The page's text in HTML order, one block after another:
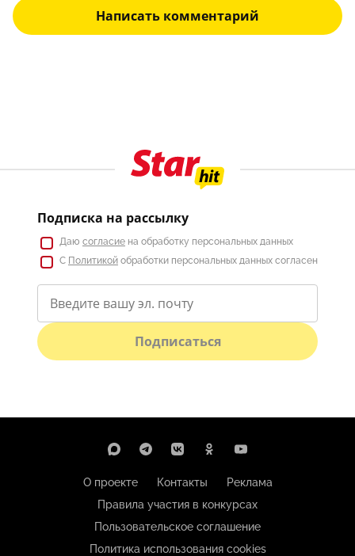
Написать комментарий
Подписка на рассылку
Даю согласие на обработку персональных данных
С Политикой обработки персональных данных согласен
Подписаться
О проекте Контакты
Реклама
Правила участия в конкурсах
Пользовательское соглашение
Политика использования cookies